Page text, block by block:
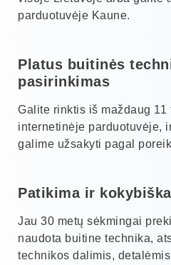
parduotuvėje Kaune.
Platus buitinės
pasirinkimas
Galite rinktis iš maždaug 11
internetinėje parduotuvėje,
galime užsakyti pagal
Patikima ir kokybiška
Jau 30 metų sėkmingai
naudota buitine technika,
technikos dalimis,